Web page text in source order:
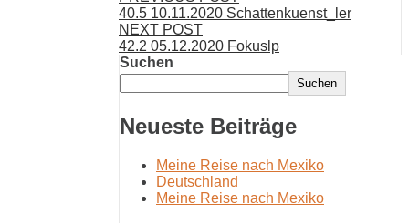
40.5 10.11.2020 Schattenkuenst_ler
NEXT POST
42.2 05.12.2020 Fokuslp
Suchen
Suchen
Neueste Beiträge
Meine Reise nach Mexiko
Deutschland
Meine Reise nach Mexiko